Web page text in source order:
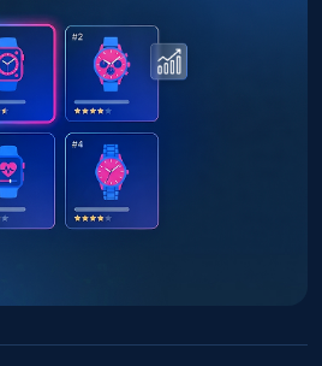
立即开始
records by shop url
Description, Currency, Initial
percent, and more.